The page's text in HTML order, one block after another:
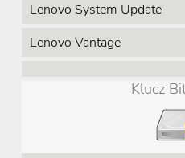
Lenovo System Update
Lenovo Vantage
Klucz